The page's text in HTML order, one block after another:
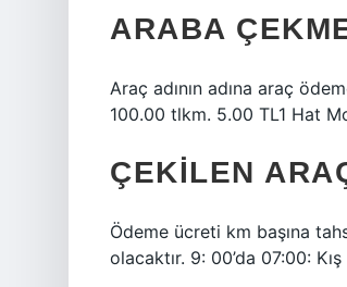
ARABA
Araç adının adına araç
100.00 tlkm. 5.00 TL1 Hat
ÇEKILEN
Ödeme ücreti km başına
olacaktır. 9: 00’da 07:00: